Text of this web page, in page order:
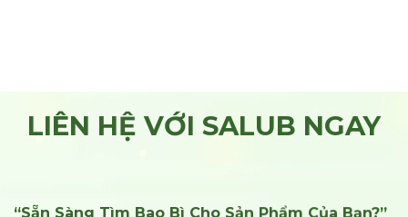
LIÊN HỆ VỚI SALUB NGAY
“Sẵn Sàng Tìm Bao Bì Cho Sản Phẩm Của Bạn?”